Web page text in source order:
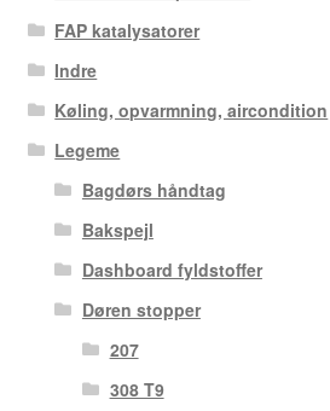
FAP katalysatorer
Indre
Køling, opvarmning, aircondition
Legeme
Bagdørs håndtag
Bakspejl
Dashboard fyldstoffer
Døren stopper
207
308 T9